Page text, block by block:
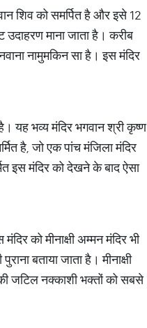
शिव को समर्पित है और इसे 12
उदाहरण माना जाता है। करीब
नामुमकिन सा है। इस मंदिर
यह भव्य मंदिर भगवान श्री कृष्ण
है, जो एक पांच मंजिला मंदिर
इस मंदिर को देखने के बाद ऐसा
को मीनाक्षी अम्मन मंदिर भी
बताया जाता है। मीनाक्षी
जटिल नक्काशी भक्तों को सबसे